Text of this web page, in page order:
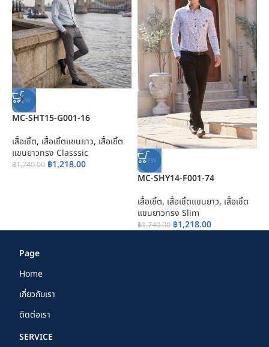
NEW
MC-SHT15-G001-16
เสื้อเชิ้ต, เสื้อเชิ้ตแขนยาว, เสื้อเชิ้ต
แขนยาวทรง Classsic
฿1,740.00 ฿1,218.00 NEW
MC-SHY14-F001-74
เสื้อเชิ้ต, เสื้อเชิ้ตแขนยาว, เสื้อเชิ้ต
แขนยาวทรง Slim
฿1,740.00 ฿1,218.00
Page
Home
เกี่ยวกับเรา
ติดต่อเรา
SERVICE